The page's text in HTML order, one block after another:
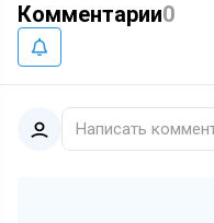
Комментарии0
Написать